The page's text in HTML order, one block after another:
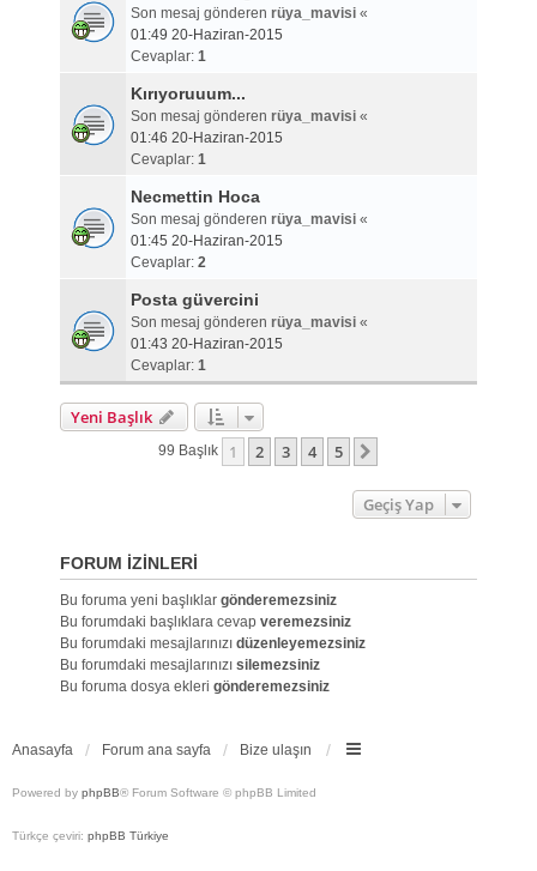
Son mesaj gönderen rüya_mavisi«
01:49 20-Haziran-2015
Cevaplar: 1
Kırıyoruuum...
Son mesaj gönderen rüya_mavisi«
01:46 20-Haziran-2015
Cevaplar: 1
Necmettin Hoca
Son mesaj gönderen rüya_mavisi«
01:45 20-Haziran-2015
Cevaplar: 2
Posta güvercini
Son mesaj gönderen rüya_mavisi«
01:43 20-Haziran-2015
Cevaplar: 1
Yeni Başlık
99 Başlık 1 2 3 4 5
Geçiş Yap
FORUM IZINLERI
Bu foruma yeni başlıklar gönderemezsiniz
Bu forumdaki başlıklara cevap veremezsiniz
Bu forumdaki mesajlarınızı düzenleyemezsiniz
Bu forumdaki mesajlarınızı silemezsiniz
Bu foruma dosya ekleri gönderemezsiniz
Anasayfa Forum ana sayfa Bize ulaşın
Powered by phpBB® Forum Software © phpBB Limited
Türkçe çeviri: phpBB Türkiye